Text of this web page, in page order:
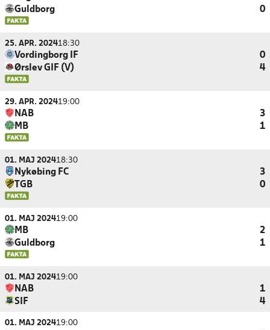
Guldborg
0
25. APR. 202418:30
Vordingborg IF
0
Ørslev GIF (V)
4
29. APR. 202419:00
NAB
3
MB
1
01. MAJ 202418:30
Nykøbing FC
3
TGB
0
01. MAJ 202419:00
MB
2
Guldborg
1
01. MAJ 202419:00
NAB
1
SIF
4
01. MAJ 202419:00